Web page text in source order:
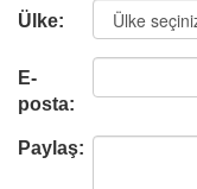
Ülke:
E-
posta:
Paylaş: